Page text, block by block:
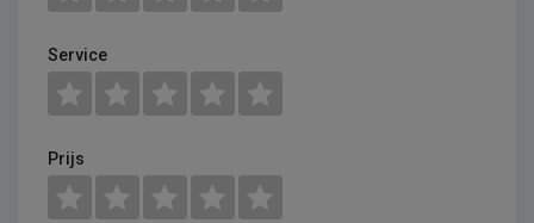
Service
Prijs